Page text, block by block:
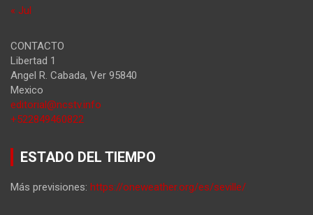
« Jul
CONTACTO
Libertad 1
Angel R. Cabada, Ver 95840
Mexico
editorial@ncstv.info
+522849460822
ESTADO DEL TIEMPO
Más previsiones: https://oneweather.org/es/seville/